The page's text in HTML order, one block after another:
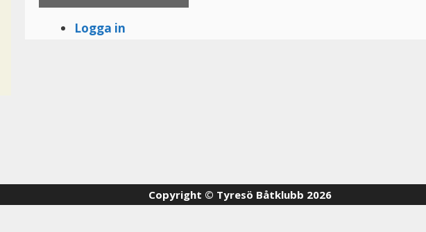
Logga in
Copyright © Tyresö Båtklubb 2026